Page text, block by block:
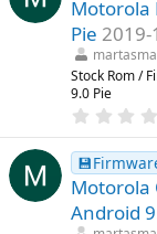
Motorola
Pie 2019-
Stock Rom /
9.0 Pie
Motorola
Android